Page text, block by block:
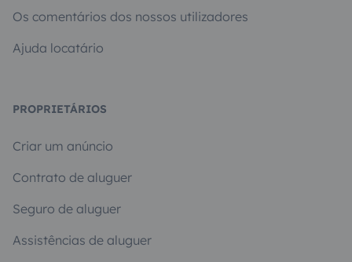
Os comentários dos nossos utilizadores
Ajuda locatário
PROPRIETÁRIOS
Criar um anúncio
Contrato de aluguer
Seguro de aluguer
Assistências de aluguer